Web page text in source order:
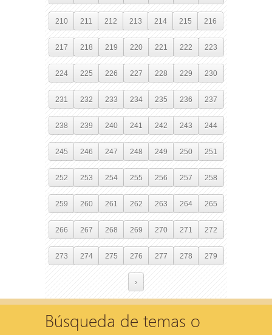
210 211 212 213 214 215 216
217 218 219 220 221 222 223
224 225 226 227 228 229 230
231 232 233 234 235 236 237
238 239 240 241 242 243 244
245 246 247 248 249 250 251
252 253 254 255 256 257 258
259 260 261 262 263 264 265
266 267 268 269 270 271 272
273 274 275 276 277 278 279
›
Búsqueda de temas o